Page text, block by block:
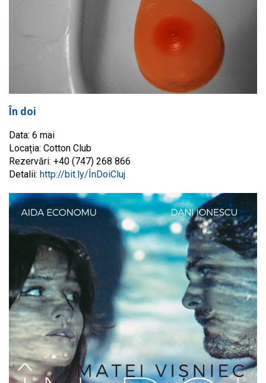
În doi
Data: 6 mai
Locația: Cotton Club
Rezervări: +40 (747) 268 866‬
Detalii: http://bit.ly/ÎnDoiCluj